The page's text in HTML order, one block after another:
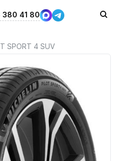
380 41 80
SPORT 4 SUV